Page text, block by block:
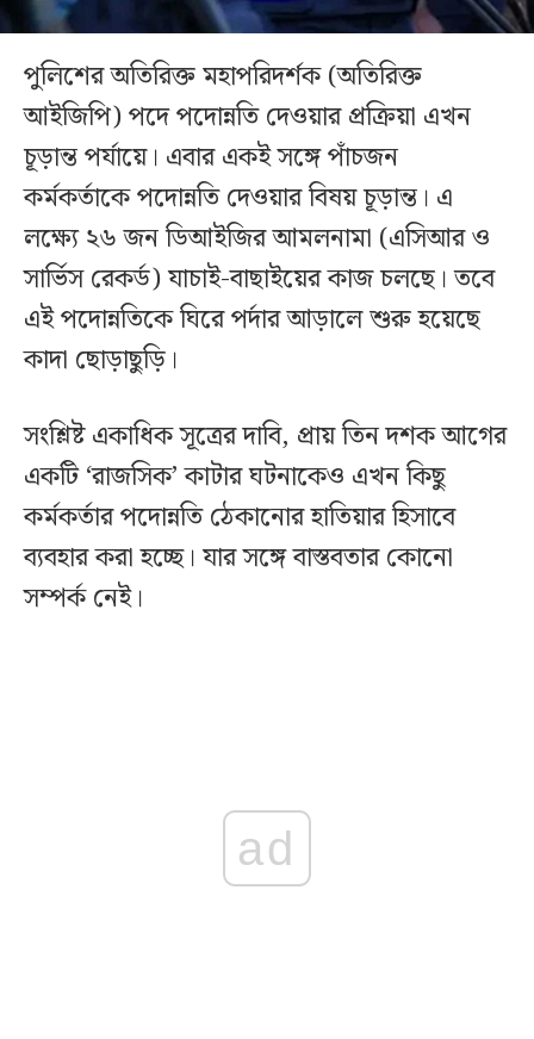
পুলিশের অতিরিক্ত মহাপরিদর্শক (অতিরিক্ত
আইজিপি) পদে পদোন্নতি দেওয়ার প্রক্রিয়া এখন
চূড়ান্ত পর্যায়ে। এবার একই সঙ্গে পাঁচজন
কর্মকর্তাকে পদোন্নতি দেওয়ার বিষয় চূড়ান্ত। এ
লক্ষ্যে ২৬ জন ডিআইজির আমলনামা (এসিআর ও
সার্ভিস রেকর্ড) যাচাই-বাছাইয়ের কাজ চলছে। তবে
এই পদোন্নতিকে ঘিরে পর্দার আড়ালে শুরু হয়েছে
কাদা ছোড়াছুড়ি।
সংশ্লিষ্ট একাধিক সূত্রের দাবি, প্রায় তিন দশক আগের
একটি ‘রাজসিক’ কাটার ঘটনাকেও এখন কিছু
কর্মকর্তার পদোন্নতি ঠেকানোর হাতিয়ার হিসাবে
ব্যবহার করা হচ্ছে। যার সঙ্গে বাস্তবতার কোনো
সম্পর্ক নেই।
ad